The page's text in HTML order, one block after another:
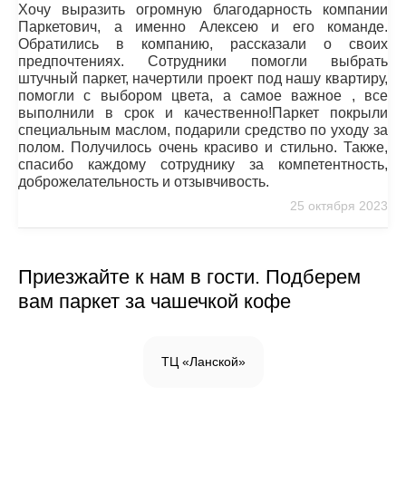
Хочу выразить огромную благодарность компании
Паркетович, а именно Алексею и его команде.
Обратились в компанию, рассказали о своих
предпочтениях. Сотрудники помогли выбрать
штучный паркет, начертили проект под нашу квартиру,
помогли с выбором цвета, а самое важное , все
выполнили в срок и качественно!Паркет покрыли
специальным маслом, подарили средство по уходу за
полом. Получилось очень красиво и стильно. Также,
спасибо каждому сотруднику за компетентность,
доброжелательность и отзывчивость.
25 октября 2023
Приезжайте к нам в гости. Подберем
вам паркет за чашечкой кофе
ТЦ «Ланской»